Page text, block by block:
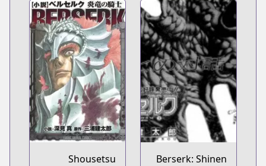
Berserk: Shinen
Shousetsu